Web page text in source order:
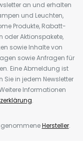
an und erhalten
und Leuchten,
Produkte, Rabatt-
oder Aktionspakete,
sowie Inhalte von
sowie Anfragen für
Eine Abmeldung ist
Sie in jedem Newsletter
Informationen
.
Hersteller.